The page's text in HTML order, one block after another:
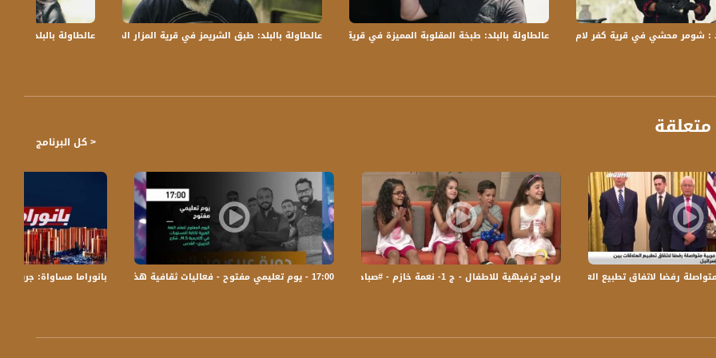
عالطاولة بالبلد:
عالطاولة بالبلد: طبق الشريمز في قرية المزار المهجرة .. مع عفاف ابراهيم
عالطاولة بالبلد: طبخة المقلوبة المميزة في قرية جبع المهجرة .. مع عفاف ابراهيم وربيع خوري: شومر محشي في قرية كفر لام المهجرة .. مع عفاف ابراهيم و ربيع خوري
< كل البرنامج
بانوراما مساواة: 17:00 - يوم تعليمي مفتوح - فعاليات ثقافية هذا المساء - 02.02.2020 برامج ترفيهية للاطفال - ج 1- نعمة خازم - #صباحنا_غير-7-7-2016- قناة مساواة الفضائية
رفضا لاتفاق تطبيع العلاقات بين الإمارات وإسرائيل،اخبار مساواة،16.08.20،مساواة